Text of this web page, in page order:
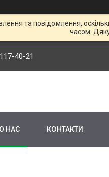
та повідомлення,
часом.
40-21
НАС КОНТАКТИ